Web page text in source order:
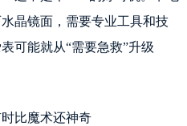
晶镜面，需要专业工具和技
可能就从“需要急救”升级
比魔术还神奇